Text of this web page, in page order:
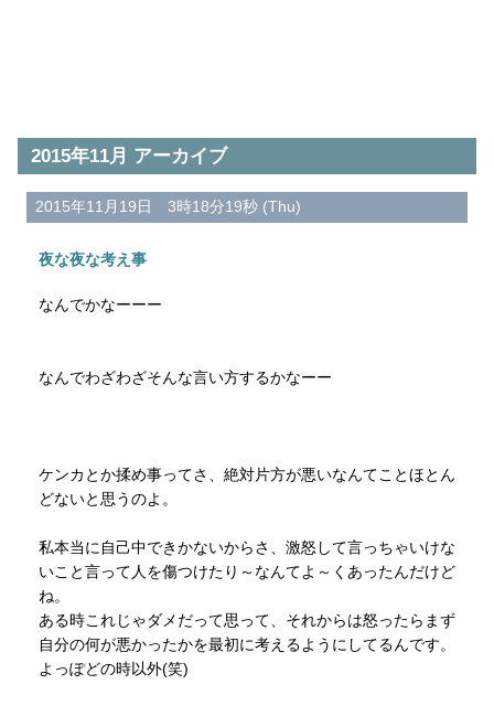
2015年11月 アーカイブ
2015年11月19日 3時18分19秒 (Thu)
夜な夜な考え事
なんでかなーーー
なんでわざわざそんな言い方するかなーー
ケンカとか揉め事ってさ、絶対片方が悪いなんてことほとん
どないと思うのよ。
私本当に自己中できかないからさ、激怒して言っちゃいけな
いこと言って人を傷つけたり～なんてよ～くあったんだけど
ね。
ある時これじゃダメだって思って、それからは怒ったらまず
自分の何が悪かったかを最初に考えるようにしてるんです。
よっぽどの時以外(笑)